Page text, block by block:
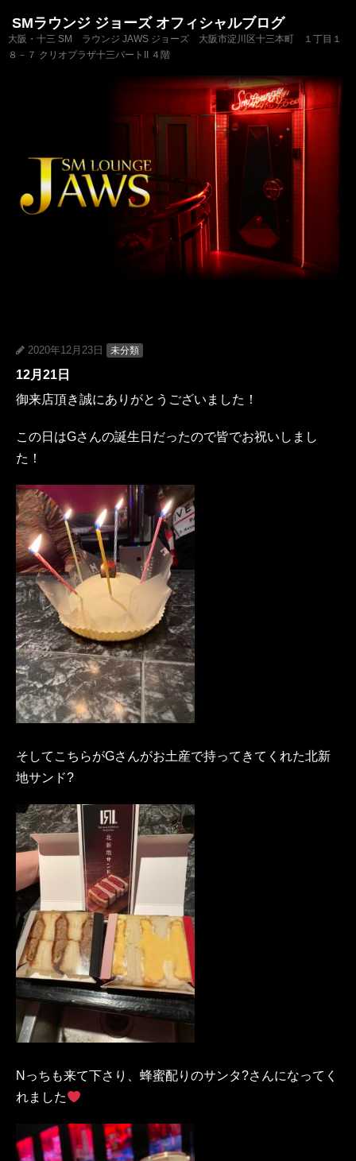
SMラウンジ ジョーズ オフィシャルブログ
大阪・十三 SM ラウンジ JAWS ジョーズ 大阪市淀川区十三本町 １丁目１
８－７ クリオプラザ十三パートII ４階
2020年12月23日 未分類
12月21日
御来店頂き誠にありがとうございました！
この日はGさんの誕生日だったので皆でお祝いしまし
た！
そしてこちらがGさんがお土産で持ってきてくれた北新
地サンド?
Nっちも来て下さり、蜂蜜配りのサンタ?さんになってく
れました